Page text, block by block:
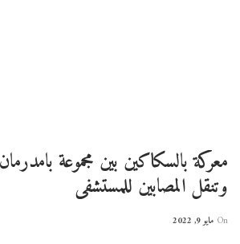
معركة بالسكاكين بين مجموعة
وتنقل المصابين للمستشفى
On مايو 9, 2022